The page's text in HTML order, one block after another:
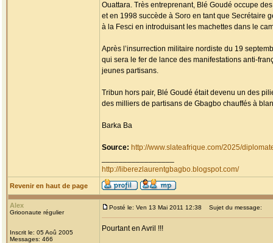
Ouattara. Très entreprenant, Blé Goudé occupe
et en 1998 succède à Soro en tant que Secrétaire
à la Fesci en introduisant les machettes dans le
Après l’insurrection militaire nordiste du 19
qui sera le fer de lance des manifestations anti-
jeunes partisans.
Tribun hors pair, Blé Goudé était devenu un des
des milliers de partisans de Gbagbo chauffés à
Barka Ba
Source: http://www.slateafrique.com/2025/
http://liberezlaurentgbagbo.blogspot.com/
Revenir en haut de page
Alex
Grioonaute régulier
Inscrit le: 05 Aoû 2005
Messages: 466
Posté le: Ven 13 Mai 2011 12:38 Sujet du message:
Pourtant en Avril !!!